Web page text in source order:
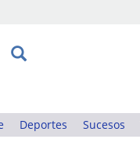
Deportes Sucesos